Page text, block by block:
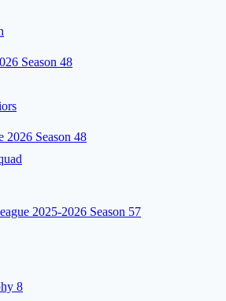
Season 48
2026 Season 48
2025-2026 Season 57
8